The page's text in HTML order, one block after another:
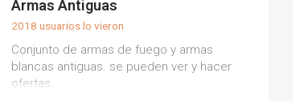
Armas Antiguas
2018 usuarios lo vieron
Conjunto de armas de fuego y armas
blancas antiguas. se pueden ver y hacer
ofertas.